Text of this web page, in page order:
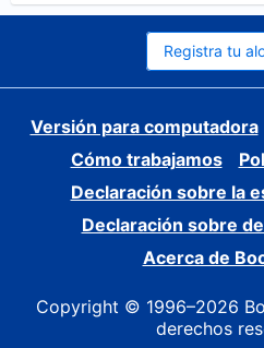
Registra tu
Versión para computadora
Cómo trabajamos
Declaración sobre la
Declaración sobre
Acerca de
Copyright © 1996–2026
derechos